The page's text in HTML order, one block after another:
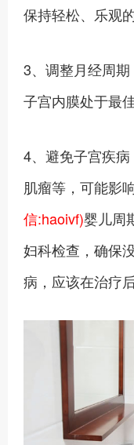
保持轻松、乐观
3、调整月经周
子宫内膜处于最
4、避免子宫疾
肌瘤等，可能影
信:haoivf)婴儿周
妇科检查，确保
病，应该在治疗